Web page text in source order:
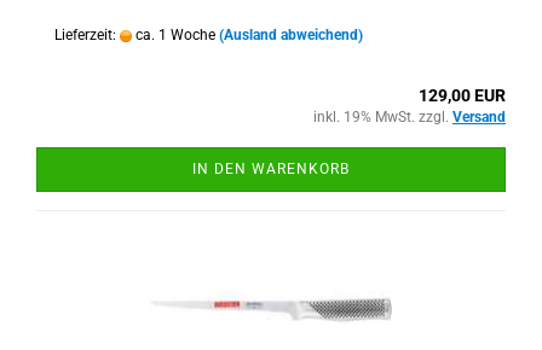
Lieferzeit: ca. 1 Woche (Ausland abweichend)
129,00 EUR
inkl. 19% MwSt. zzgl. Versand
IN DEN WARENKORB